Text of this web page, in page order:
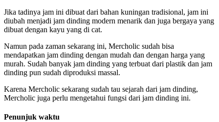
Jika tadinya jam ini dibuat dari bahan kuningan tradisional, jam ini
diubah menjadi jam dinding modern menarik dan juga bergaya yang
dibuat dengan kayu yang di cat.
Namun pada zaman sekarang ini, Mercholic sudah bisa
mendapatkan jam dinding dengan mudah dan dengan harga yang
murah. Sudah banyak jam dinding yang terbuat dari plastik dan jam
dinding pun sudah diproduksi massal.
Karena Mercholic sekarang sudah tau sejarah dari jam dinding,
Mercholic juga perlu mengetahui fungsi dari jam dinding ini.
Penunjuk waktu